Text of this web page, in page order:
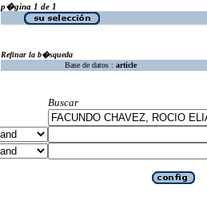
p�gina 1 de 1
Refinar la b�squeda
Base de datos : article
Buscar